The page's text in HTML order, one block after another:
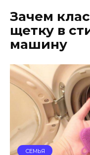
Зачем
щетку в
машину
СЕМЬЯ